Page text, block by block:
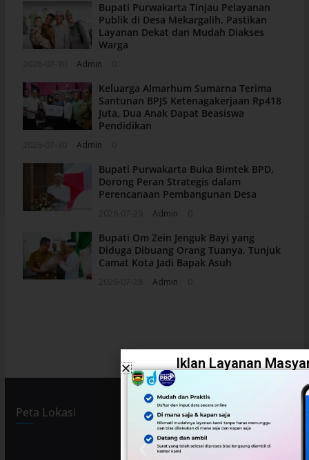
Bupati Purwakarta Tinjau Pelayanan
Publik di Desa Mekargalih, Pastikan
Layanan Dekat dan Mudah Diakses
Warga
Admin
Keluarga Almarhum Sumarna Terima
Santunan BPJS Ketenagakerjaan Rp418
Juta, Dua Anak Dapat Beasiswa
Pendidikan
Admin
Bupati Purwakarta Buka Bimtek BPD,
Dorong Peran Strategis dalam
Perencanaan Pembangunan Desa
Admin
Bupati Om Zein Jenguk Bayi yang
Diduga Dibuang Orang Tuanya, Tunjuk
Camat Kota Jadi Bapak Asuh
Admin
Peta Lokasi
Iklan Layanan